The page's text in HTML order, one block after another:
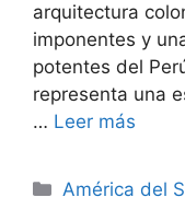
arquitectura
imponentes y
potentes del
representa una
… Leer más
Categorías
América del